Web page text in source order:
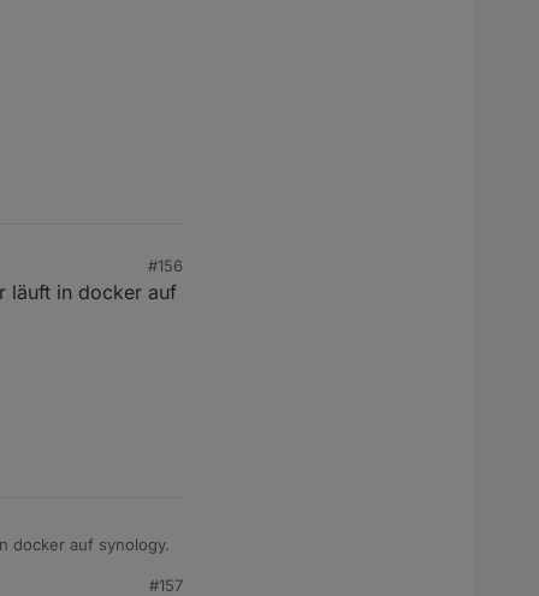
#156
läuft in docker auf
docker auf synology.
#157